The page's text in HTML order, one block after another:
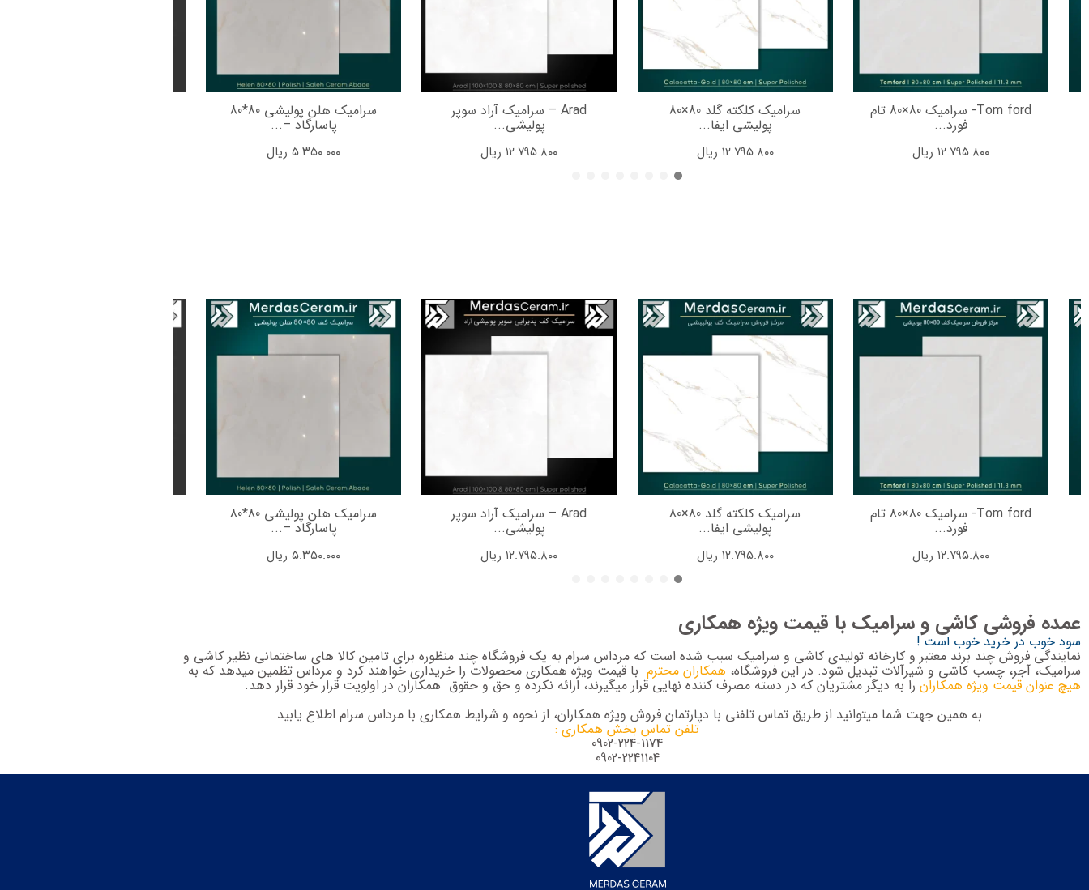
Tom ford- سرامیک 80×80 تام
فورد...
۱۲.۷۹۵.۸۰۰ ریال
سرامیک کلکته گلد 80×80
پولیشی ایفا...
۱۲.۷۹۵.۸۰۰ ریال
Arad – سرامیک آراد سوپر
پولیشی...
۱۲.۷۹۵.۸۰۰ ریال
سرامیک هلن پولیشی 80*80
پاسارگاد –...
۵.۳۵۰.۰۰۰ ریال
Tom ford- سرامیک 80×80 تام
فورد...
۱۲.۷۹۵.۸۰۰ ریال
سرامیک کلکته گلد 80×80
پولیشی ایفا...
۱۲.۷۹۵.۸۰۰ ریال
Arad – سرامیک آراد سوپر
پولیشی...
۱۲.۷۹۵.۸۰۰ ریال
سرامیک هلن پولیشی 80*80
پاسارگاد –...
۵.۳۵۰.۰۰۰ ریال
عمده فروشی کاشی و سرامیک با قیمت ویژه همکاری
سود خوب در خرید خوب است !
نمایندگی فروش چند برند معتبر و کارخانه تولیدی کاشی و سرامیک سبب شده است که مرداس سرام به یک فروشگاه چند منظوره برای تامین کالا های ساختمانی نظیر کاشی و
سرامیک، آجر، چسب کاشی و شیرآلات تبدیل شود. در این فروشگاه، همکاران محترم با قیمت ویژه همکاری محصولات را خریداری خواهند کرد و مرداس تظمین میدهد که به
هیچ عنوان قیمت ویژه همکاران را به دیگر مشتریان که در دسته مصرف کننده نهایی قرار میگیرند، ارائه نکرده و حق و حقوق همکاران در اولویت قرار خود قرار دهد.
به همین جهت شما میتوانید از طریق تماس تلفنی با دپارتمان فروش ویژه همکاران، از نحوه و شرایط همکاری با مرداس سرام اطلاع یابید.
تلفن تماس بخش همکاری :
0902-224-1174
0902-2241104